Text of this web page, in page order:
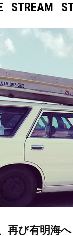
STREAM
再び有明海